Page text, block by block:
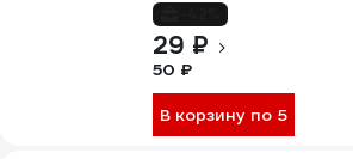
29 ₽
50 ₽
В корзину по 5